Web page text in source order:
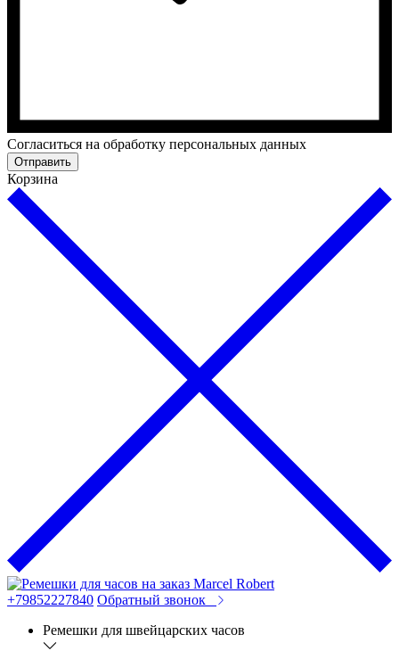
Cогласиться на обработку персональных данных
Отправить
Корзина
+79852227840 Обратный звонок
Ремешки для швейцарских часов